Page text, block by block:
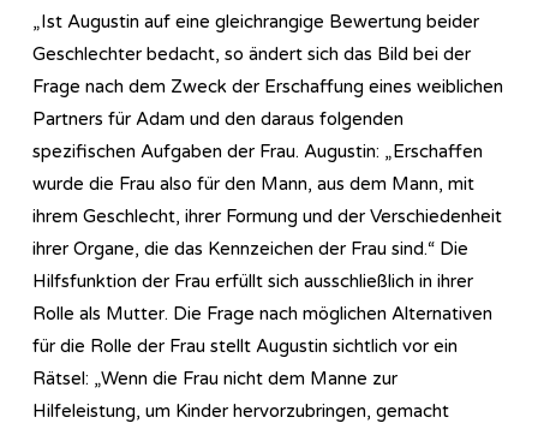
„Ist Augustin auf eine gleichrangige Bewertung beider
Geschlechter bedacht, so ändert sich das Bild bei der
Frage nach dem Zweck der Erschaffung eines weiblichen
Partners für Adam und den daraus folgenden
spezifischen Aufgaben der Frau. Augustin: „Erschaffen
wurde die Frau also für den Mann, aus dem Mann, mit
ihrem Geschlecht, ihrer Formung und der Verschiedenheit
ihrer Organe, die das Kennzeichen der Frau sind.“ Die
Hilfsfunktion der Frau erfüllt sich ausschließlich in ihrer
Rolle als Mutter. Die Frage nach möglichen Alternativen
für die Rolle der Frau stellt Augustin sichtlich vor ein
Rätsel: „Wenn die Frau nicht dem Manne zur
Hilfeleistung, um Kinder hervorzubringen, gemacht